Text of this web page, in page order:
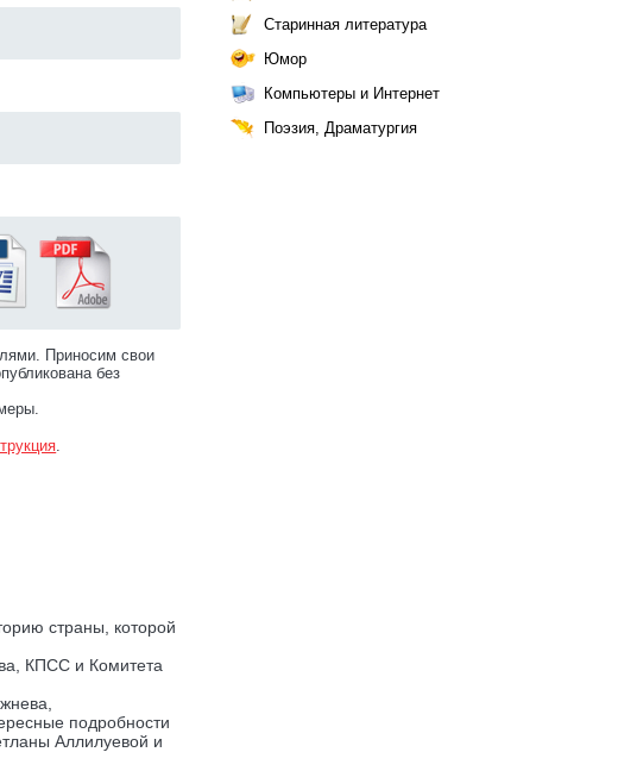
Приносим свои
без
.
страны, которой
КПСС и Комитета
подробности
Аллилуевой и
Старинная литература
Юмор
Компьютеры и Интернет
Поэзия, Драматургия